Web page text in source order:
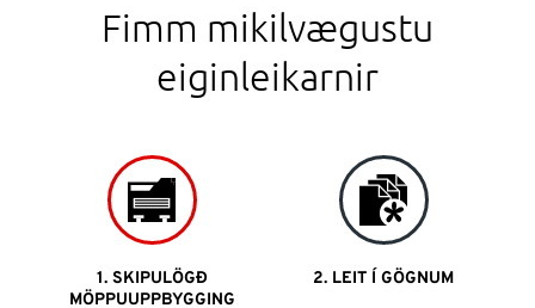
Fimm mikilvægustu
eiginleikarnir
1. SKIPULÖGÐ
MÖPPUUPPBYGGING
2. LEIT Í GÖGNUM